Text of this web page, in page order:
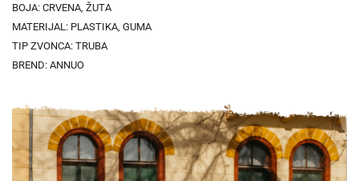
BOJA: CRVENA, ŽUTA
MATERIJAL: PLASTIKA, GUMA
TIP ZVONCA: TRUBA
BREND: ANNUO